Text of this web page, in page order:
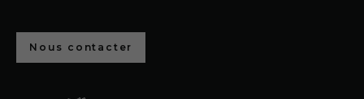
Nous contacter